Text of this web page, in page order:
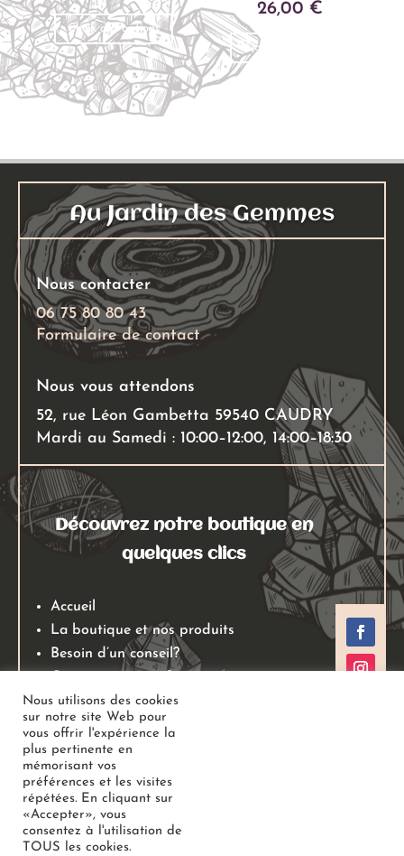
de
prix :
3,00 €
à
Choix des options
Ce
produit
a
plusieurs
variations.
être
choisies
sur
la
page
du
produit
26,00 €
Ajouter au panier
Au Jardin des Gemmes
Nous contacter
06 75 80 80 43
Formulaire de contact
Nous vous attendons
52, rue Léon Gambetta 59540 CAUDRY
Mardi au Samedi : 10:00–12:00, 14:00–18:30
Découvrez notre boutique en
quelques clics
Accueil
La boutique et nos produits
Besoin d’un conseil?
Mentions légales
Conditions générales de ventes
Politiques de retours
Politique de confidentialité
Copyright Au Jardin des Gemmes
Nous utilisons des cookies
sur notre site Web pour
vous offrir l'expérience la
plus pertinente en
mémorisant vos
préférences et les visites
répétées. En cliquant sur
«Accepter», vous
consentez à l'utilisation de
TOUS les cookies.